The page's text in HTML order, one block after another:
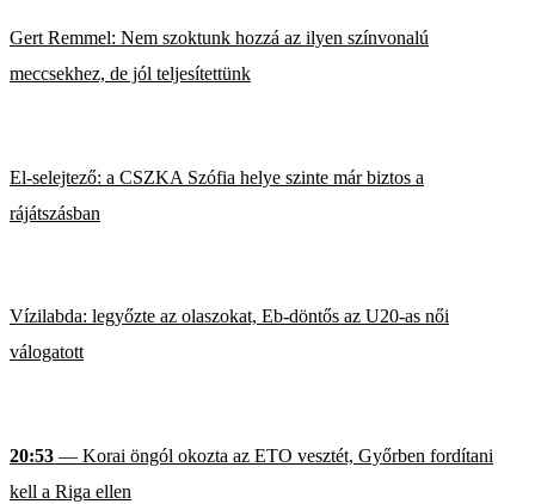
Gert Remmel: Nem szoktunk hozzá az ilyen színvonalú
meccsekhez, de jól teljesítettünk
El-selejtező: a CSZKA Szófia helye szinte már biztos a
rájátszásban
Vízilabda: legyőzte az olaszokat, Eb-döntős az U20-as női
válogatott
20:53 — Korai öngól okozta az ETO vesztét, Győrben fordítani
kell a Riga ellen